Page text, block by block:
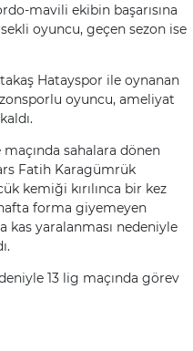
mavili ekibin başarısına
oyuncu, geçen sezon ise
Hatayspor ile oynanan
oyuncu, ameliyat
sahalara dönen
Fatih Karagümrük
kemiği kırılınca bir kez
forma giyemeyen
yaralanması nedeniyle
13 lig maçında görev